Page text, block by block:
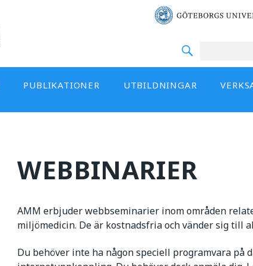
PUBLIKATIONER UTBILDNINGAR
WEBBINARIER
AMM erbjuder webbseminarier inom områden
miljömedicin. De är kostnadsfria och vänder sig till
Du behöver inte ha någon speciell programvara på